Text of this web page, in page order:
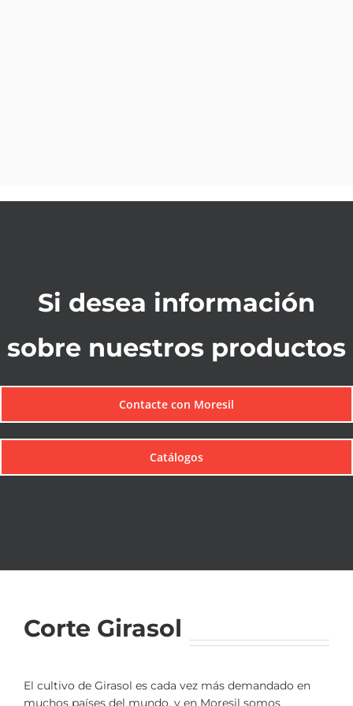
Si desea información
sobre nuestros productos
Contacte con Moresil
Catálogos
Corte Girasol
El cultivo de Girasol es cada vez más demandado en
muchos países del mundo, y en Moresil somos